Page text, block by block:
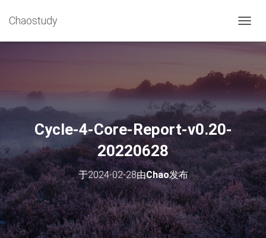
Chaostudy
换
Cycle-4-Core-Report-v0.20-
20220628
于2024-02-28由Chao发布